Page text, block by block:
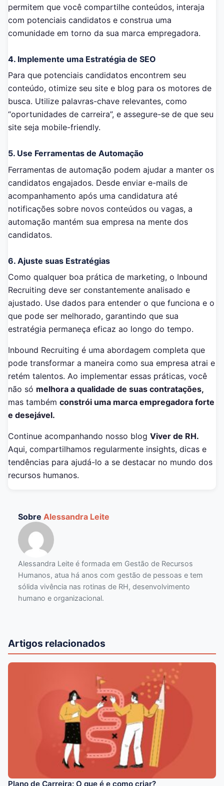
permitem que você compartilhe conteúdos, interaja
com potenciais candidatos e construa uma
comunidade em torno da sua marca empregadora.
4. Implemente uma Estratégia de SEO
Para que potenciais candidatos encontrem seu
conteúdo, otimize seu site e blog para os motores de
busca. Utilize palavras-chave relevantes, como
“oportunidades de carreira”, e assegure-se de que seu
site seja mobile-friendly.
5. Use Ferramentas de Automação
Ferramentas de automação podem ajudar a manter os
candidatos engajados. Desde enviar e-mails de
acompanhamento após uma candidatura até
notificações sobre novos conteúdos ou vagas, a
automação mantém sua empresa na mente dos
candidatos.
6. Ajuste suas Estratégias
Como qualquer boa prática de marketing, o Inbound
Recruiting deve ser constantemente analisado e
ajustado. Use dados para entender o que funciona e o
que pode ser melhorado, garantindo que sua
estratégia permaneça eficaz ao longo do tempo.
Inbound Recruiting é uma abordagem completa que
pode transformar a maneira como sua empresa atrai e
retém talentos. Ao implementar essas práticas, você
não só melhora a qualidade de suas contratações,
mas também constrói uma marca empregadora forte
e desejável.
Continue acompanhando nosso blog Viver de RH.
Aqui, compartilhamos regularmente insights, dicas e
tendências para ajudá-lo a se destacar no mundo dos
recursos humanos.
Sobre Alessandra Leite
Alessandra Leite é formada em Gestão de Recursos
Humanos, atua há anos com gestão de pessoas e tem
sólida vivência nas rotinas de RH, desenvolvimento
humano e organizacional.
Artigos relacionados
Plano de Carreira: O que é e como criar?